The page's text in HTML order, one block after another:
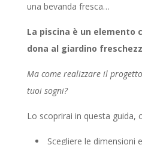
una bevanda fresca…
La piscina è un elemento
dona al giardino
Ma come realizzare il
tuoi sogni?
Lo scoprirai in questa guida,
Scegliere le dimensioni